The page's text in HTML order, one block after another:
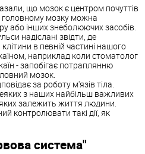
що мозок є центром почуттів
головному мозку можна
або інших знеболюючих засобів.
надіслані звідти, де
в певній частині нашого
наприклад коли стоматолог
- запобігає потраплянню
мозок.
за роботу м'язів тіла.
з наших найбільш важливих
яких залежить життя людини.
контролювати такі дії, як
система"